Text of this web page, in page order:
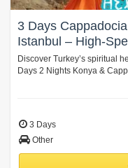
3 Days
Istanbul – High-
Experience
Discover Turkey’s spiritual
Days 2 Nights Konya &
3 Days
Other